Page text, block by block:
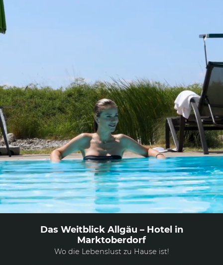
Das Weitblick Allgäu – Hotel in
Marktoberdorf
Wo die Lebenslust zu Hause ist!